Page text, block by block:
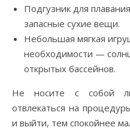
Подгузник для
запасные сухие вещи.
Небольшая мягкая
необходимости —
открытых бассейнов.
Не носите с собой
отвлекаться на
и выйти, тем спокойнее